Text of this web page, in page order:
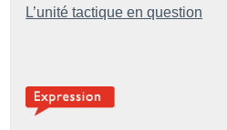
L’unité tactique en question